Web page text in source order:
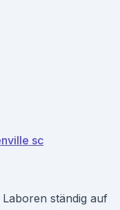
sc
ständig auf